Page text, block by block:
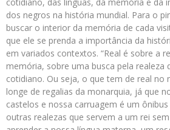
dos negros na história mundial. Para o
buscar o interior da memória de cada
que ele se prenda a importância da
em variados contextos. “Real é sobre a
memória, sobre uma busca pela realeza
cotidiano. Ou seja, o que tem de real no
longe de regalias da monarquia, já que
castelos e nossa carruagem é um
outras realezas que servem a um rei sem